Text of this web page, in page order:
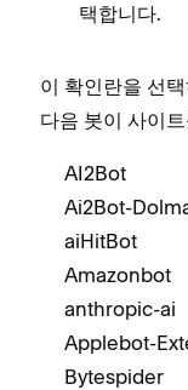
택합니다.
이 확인란을 선
다음 봇이 사이
AI2Bot
Ai2Bot-
aiHitBot
Amazonbot
anthropic-ai
Applebot-
Bytespider